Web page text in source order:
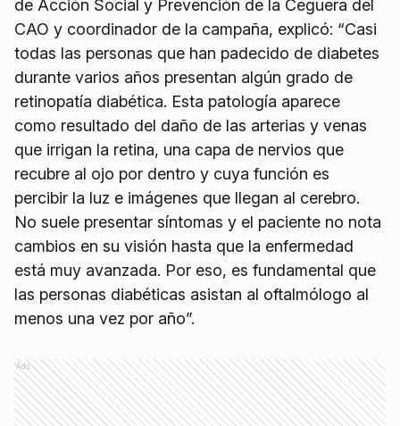
de Acción Social y Prevención de la Ceguera del
CAO y coordinador de la campaña, explicó: “Casi
todas las personas que han padecido de diabetes
durante varios años presentan algún grado de
retinopatía diabética. Esta patología aparece
como resultado del daño de las arterias y venas
que irrigan la retina, una capa de nervios que
recubre al ojo por dentro y cuya función es
percibir la luz e imágenes que llegan al cerebro.
No suele presentar síntomas y el paciente no nota
cambios en su visión hasta que la enfermedad
está muy avanzada. Por eso, es fundamental que
las personas diabéticas asistan al oftalmólogo al
menos una vez por año”.
Ads